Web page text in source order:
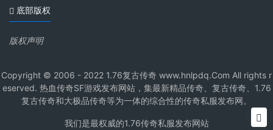
底部版权
版权声明
Copyright © 2006 - 2022 1.76复古传奇 www.hnlpdq.Com All rights r
eserved. 热血传奇SF游戏发布网站，集最新精品传奇、复古传奇、1.76
复古传奇和大极品传奇等为一体的综合性的传奇私服发布网。
我们是最权威的1.76传奇私服发布网站